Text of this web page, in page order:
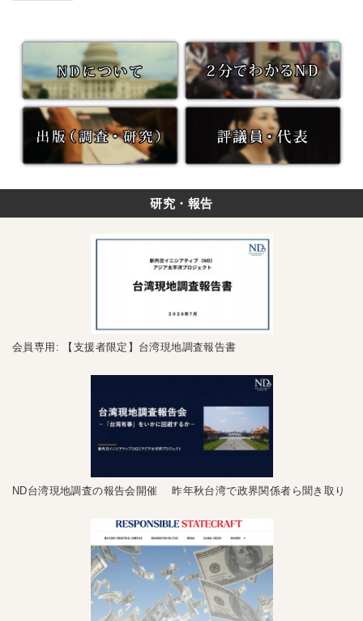
研究・報告
会員専用: 【支援者限定】台湾現地調査報告書
ND台湾現地調査の報告会開催 昨年秋台湾で政界関係者ら聞き取り